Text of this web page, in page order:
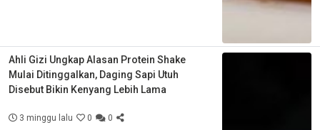
Ahli Gizi Ungkap Alasan Protein Shake
Mulai Ditinggalkan, Daging Sapi Utuh
Disebut Bikin Kenyang Lebih Lama
3 minggu lalu 0 0